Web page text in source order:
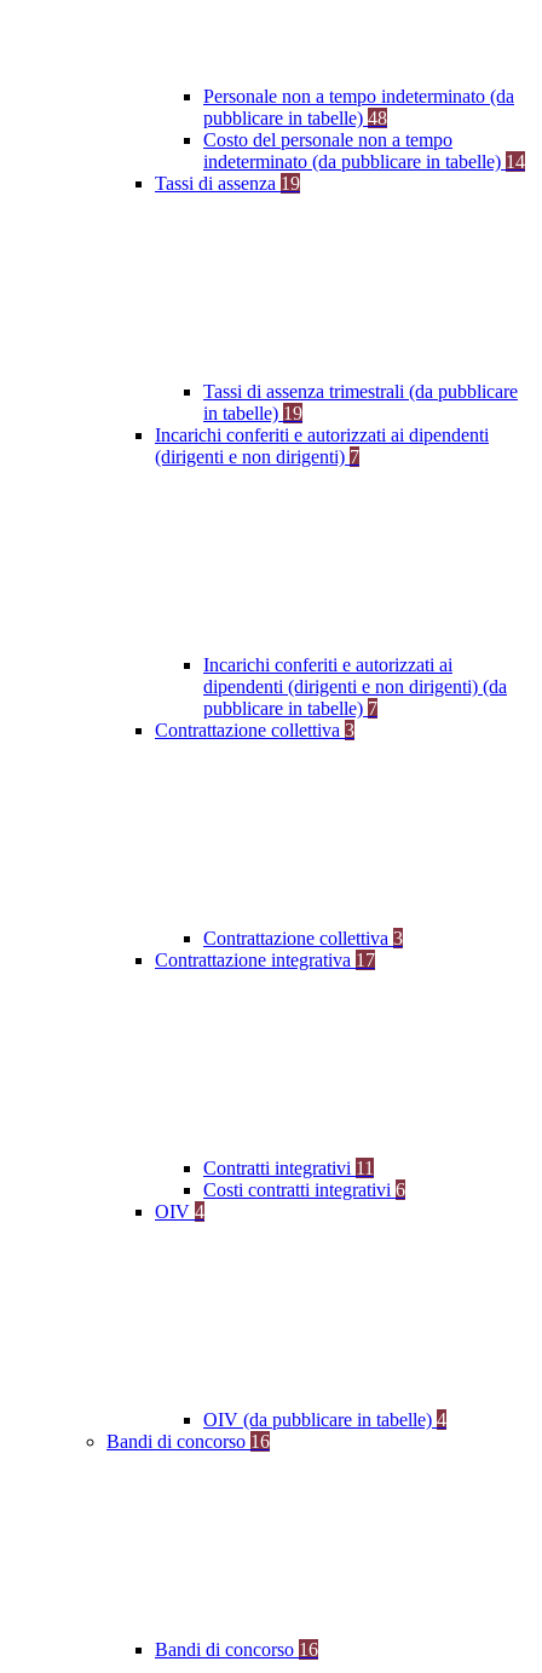
Personale non a tempo indeterminato (da
pubblicare in tabelle) 48
Costo del personale non a tempo
indeterminato (da pubblicare in tabelle) 14
Tassi di assenza 19
Tassi di assenza trimestrali (da pubblicare
in tabelle) 19
Incarichi conferiti e autorizzati ai dipendenti
(dirigenti e non dirigenti) 7
Incarichi conferiti e autorizzati ai
dipendenti (dirigenti e non dirigenti) (da
pubblicare in tabelle) 7
Contrattazione collettiva 3
Contrattazione collettiva 3
Contrattazione integrativa 17
Contratti integrativi 11
Costi contratti integrativi 6
OIV 4
OIV (da pubblicare in tabelle) 4
Bandi di concorso 16
Bandi di concorso 16